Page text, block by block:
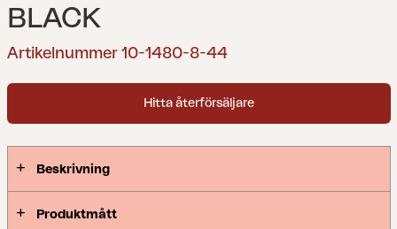
BLACK
Artikelnummer 10-1480-8-44
Hitta återförsäljare
Beskrivning
Produktmått